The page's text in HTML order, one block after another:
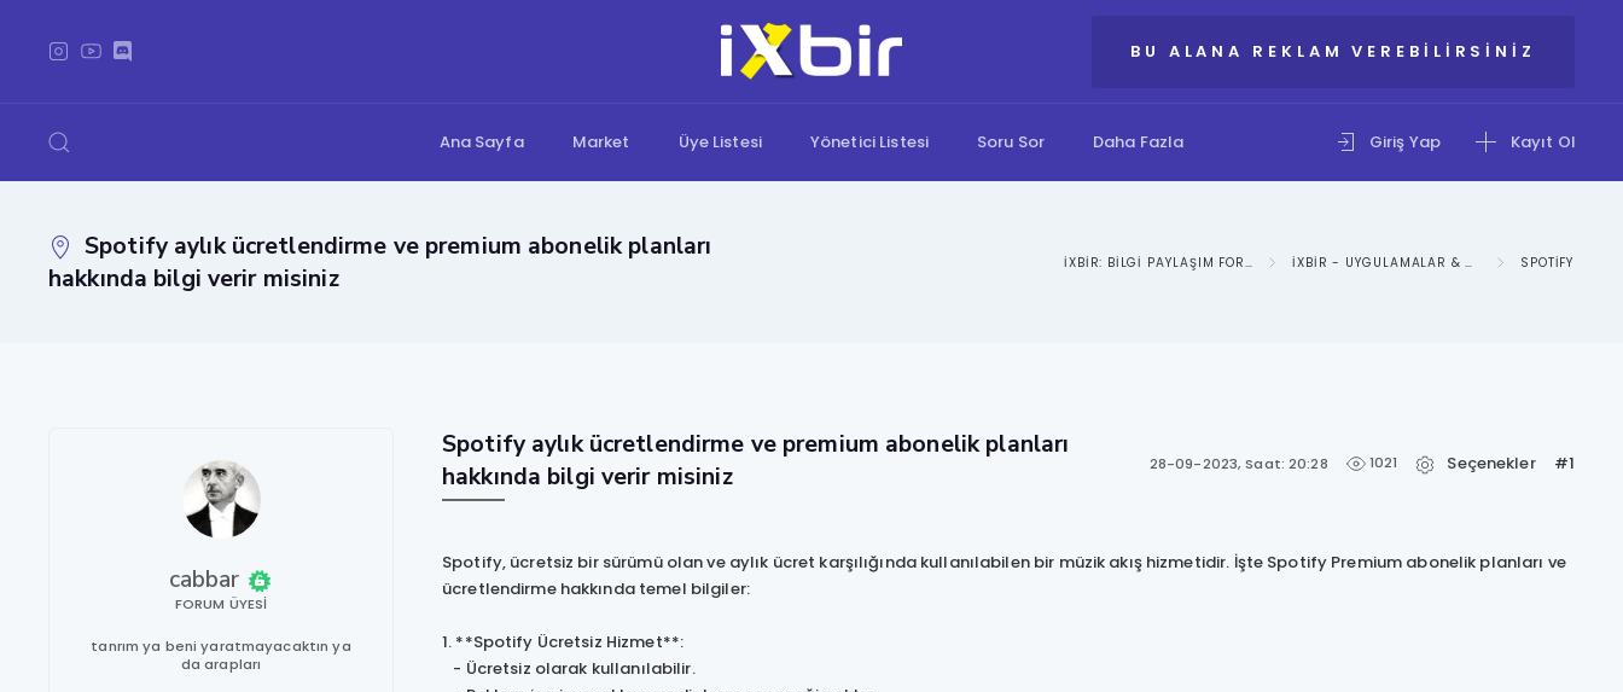
BU ALANA REKLAM VEREBILIRSINIZ
Ana Sayfa Market Üye Listesi Yönetici Listesi Soru Sor Daha Fazla Giriş Yap Kayıt Ol
Spotify aylık ücretlendirme ve premium abonelik planları
hakkında bilgi verir misiniz
IXBIR: BILGI PAYLAŞIM FORUMU IXBIR - UYGULAMALAR & SOSYAL MEDYA KATEGORISI SPOTIFY
Spotify aylık ücretlendirme ve premium abonelik planları
hakkında bilgi verir misiniz
28-09-2023, Saat: 20:28 1021 Seçenekler #1
Spotify, ücretsiz bir sürümü olan ve aylık ücret karşılığında kullanılabilen bir müzik akış hizmetidir. İşte Spotify Premium abonelik planları ve
ücretlendirme hakkında temel bilgiler:
1. **Spotify Ücretsiz Hizmet**:
- Ücretsiz olarak kullanılabilir.
cabbar
FORUM ÜYESI
tanrım ya beni yaratmayacaktın ya
da arapları